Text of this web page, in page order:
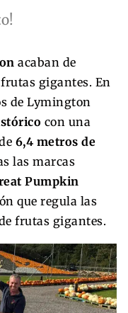
acaban de
gigantes. En
de Lymington
con una
6,4 metros de
las marcas
Pumpkin
que regula las
frutas gigantes.